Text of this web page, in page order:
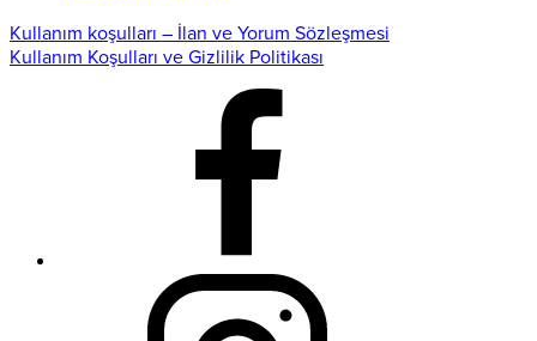
Kullanım koşulları – İlan ve Yorum Sözleşmesi
Kullanım Koşulları ve Gizlilik Politikası